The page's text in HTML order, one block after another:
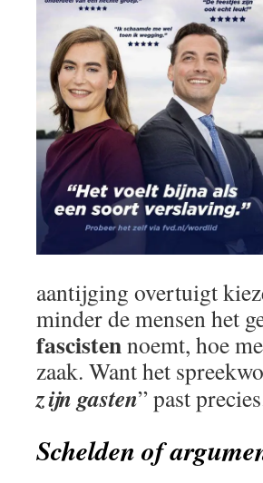
aantijging overtuigt
minder de mensen het
fascistennoemt, hoe
zaak. Want het
zijn gasten” past
Schelden of